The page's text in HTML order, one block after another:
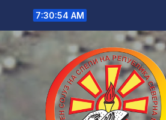
content
7:30:55 AM